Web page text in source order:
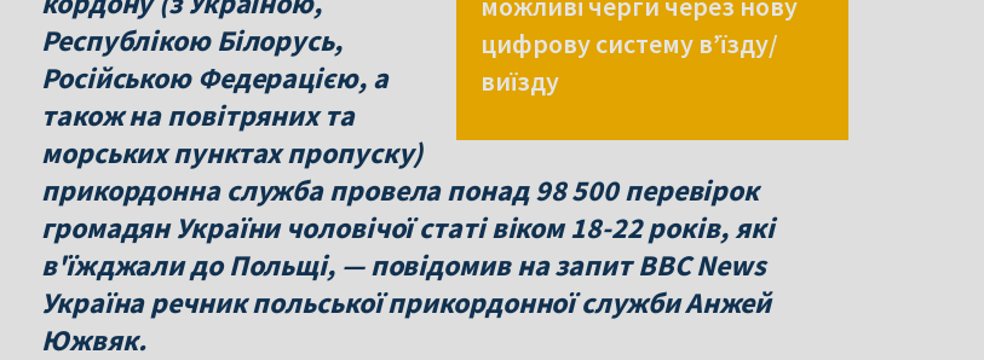
цифрову систему в’їзду/
виїзду
Республікою Білорусь,
Російською Федерацією, а
також на повітряних та
морських пунктах пропуску)
прикордонна служба провела понад 98 500 перевірок
громадян України чоловічої статі віком 18-22 років, які
в'їжджали до Польщі, — повідомив на запит BBC News
Україна речник польської прикордонної служби Анжей
Южвяк.